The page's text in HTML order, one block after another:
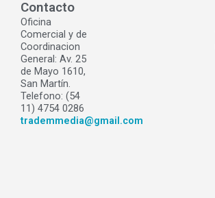
Contacto
Oficina
Comercial y de
Coordinacion
General: Av. 25
de Mayo 1610,
San Martín.
Telefono: (54
11) 4754 0286
trademmedia@gmail.com